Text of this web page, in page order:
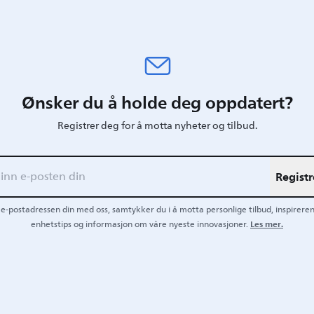
Ønsker du å holde deg oppdatert?
Registrer deg for å motta nyheter og tilbud.
postadressen din med oss, samtykker du i å motta personlige tilbud,
enhetstips og informasjon om våre nyeste innovasjoner.Les mer.